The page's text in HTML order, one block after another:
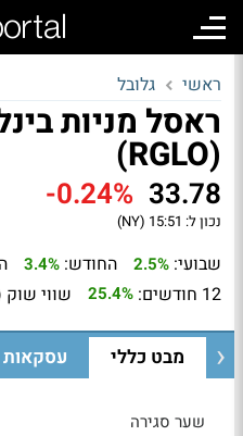
ראשי גלובל
ראסל מניות
(RGLO)
33.78
-0.24%
נכון ל: 15:51 (NY)
שבועי: 2.5% החודש: 3.4%
12 חודשים: 25.4% שווי
מבט כללי עסקאות
שער סגירה